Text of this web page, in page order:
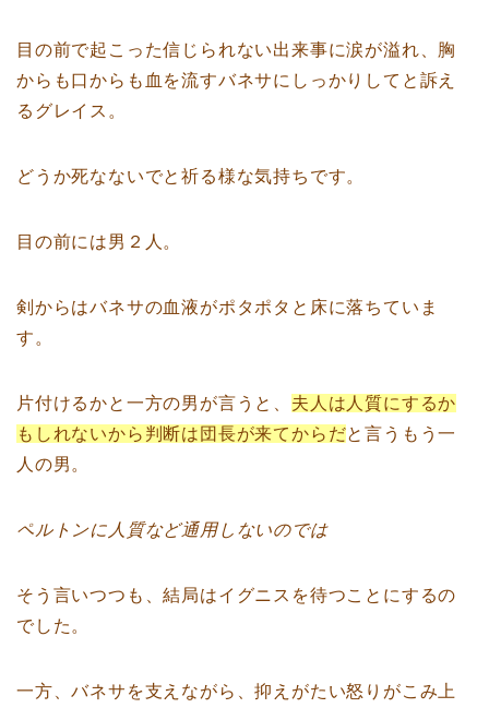
目の前で起こった信じられない出来事に涙が溢れ、胸
からも口からも血を流すバネサにしっかりしてと訴え
るグレイス。
どうか死なないでと祈る様な気持ちです。
目の前には男２人。
剣からはバネサの血液がポタポタと床に落ちていま
す。
片付けるかと一方の男が言うと、 夫人は人質にするか
もしれないから判断は団長が来てからだと言うもう一
人の男。
ペルトンに人質など通用しないのでは
そう言いつつも、結局はイグニスを待つことにするの
でした。
一方、バネサを支えながら、抑えがたい怒りがこみ上